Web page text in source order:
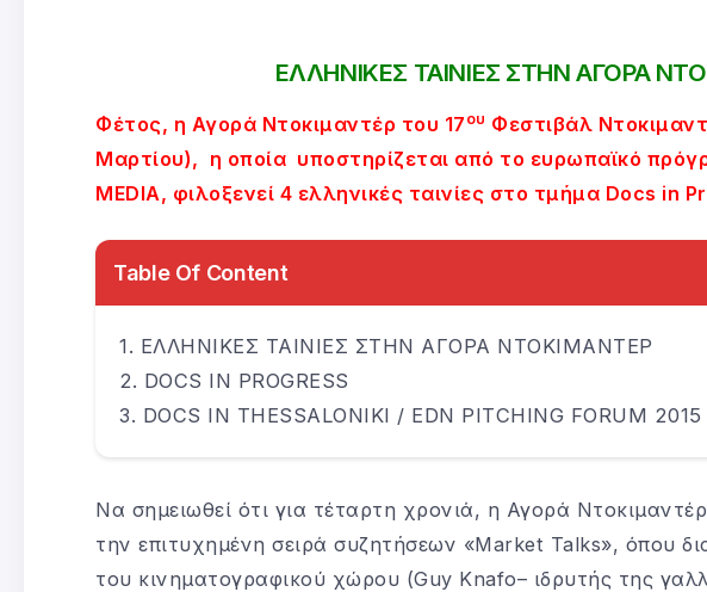
ΕΛΛΗΝΙΚΕΣ ΤΑΙΝΙΕΣ ΣΤΗΝ ΑΓΟΡΑ
Φέτος, η Αγορά Ντοκιμαντέρ του 17 ου Φεστιβάλ
Μαρτίου), η οποία υποστηρίζεται από το ευρωπαϊκό
MEDIA, φιλοξενεί 4 ελληνικές ταινίες στο τμήμα Docs in
Table Of Content
ΕΛΛΗΝΙΚΕΣ ΤΑΙΝΙΕΣ ΣΤΗΝ ΑΓΟΡΑ ΝΤΟΚΙΜΑΝΤΕΡ
DOCS IN PROGRESS
DOCS IN THESSALONIKI / EDN PITCHING FORUM 2015
Να σημειωθεί ότι για τέταρτη χρονιά, η Αγορά
την επιτυχημένη σειρά συζητήσεων «Market Talks», όπου
του κινηματογραφικού χώρου (Guy Knafo– ιδρυτής της